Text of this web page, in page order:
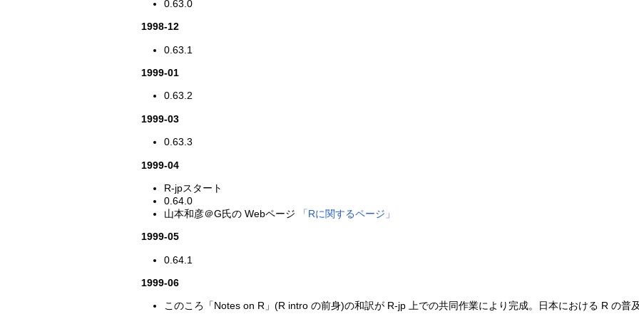
0.63.0
1998-12
0.63.1
1999-01
0.63.2
1999-03
0.63.3
1999-04
R-jpスタート
0.64.0
山本和彦＠G氏の Webページ
「Rに関するページ」
1999-05
0.64.1
1999-06
このころ「Notes on R」(R intro の前身)の和訳が R-jp 上での共同作業により完成。日本における R の普及